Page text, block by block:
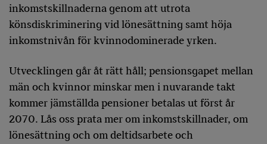
inkomstskillnaderna genom att utrota
könsdiskriminering vid lönesättning samt höja
inkomstnivån för kvinnodominerade yrken.
Utvecklingen går åt rätt håll; pensionsgapet mellan
män och kvinnor minskar men i nuvarande takt
kommer jämställda pensioner betalas ut först år
2070. Lås oss prata mer om inkomstskillnader, om
lönesättning och om deltidsarbete och